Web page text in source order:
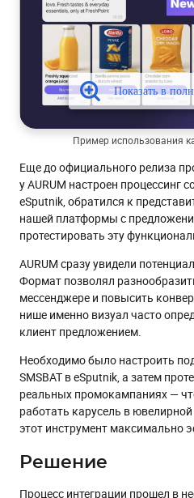
Пример использования
Еще до официального релиза
у AURUM настроен процессинг
eSputnik, обратился к
нашей платформы с
протестировать эту
AURUM сразу увидели
Формат позволял
мессенджере и повысить
нише именно визуал часто
клиент предложением.
Необходимо было настроить
SMSBAT в eSputnik, а затем
реальных промокампаниях —
работать карусель в
этот инструмент максимально
Решение
Процесс интеграции прошел в